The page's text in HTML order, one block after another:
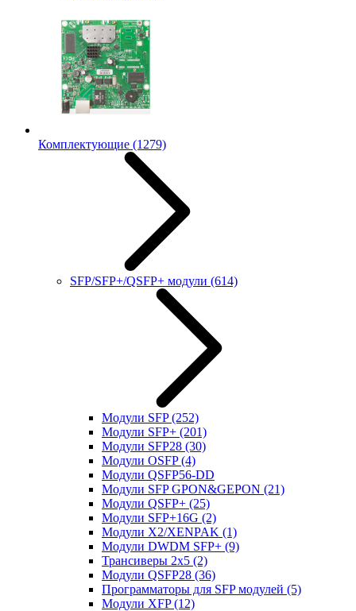
Комплектующие (1279)
SFP/SFP+/QSFP+ модули (614)
Модули SFP(252)
Модули SFP+ (201)
Модули SFP28 (30)
Модули OSFP(4)
Модули QSFP56-DD
Модули SFP GPON&GEPON (21)
Модули QSFP+ (25)
Модули SFP+16G (2)
Модули X2/XENPAK (1)
Модули DWDM SFP+ (9)
Трансиверы 2x5 (2)
Модули QSFP28 (36)
Программаторы для SFP модулей (5)
Модули XFP(12)